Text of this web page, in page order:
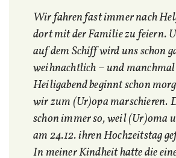
Wir fahren fast immer nach
dort mit der Familie zu feiern.
auf dem Schiff wird uns schon
weihnachtlich–und manchmal
Heiligabend beginnt schon
wir zum (Ur)opa marschieren.
schon immer so, weil (Ur)oma
am 24.12. ihren Hochzeitstag
In meiner Kindheit hatte die